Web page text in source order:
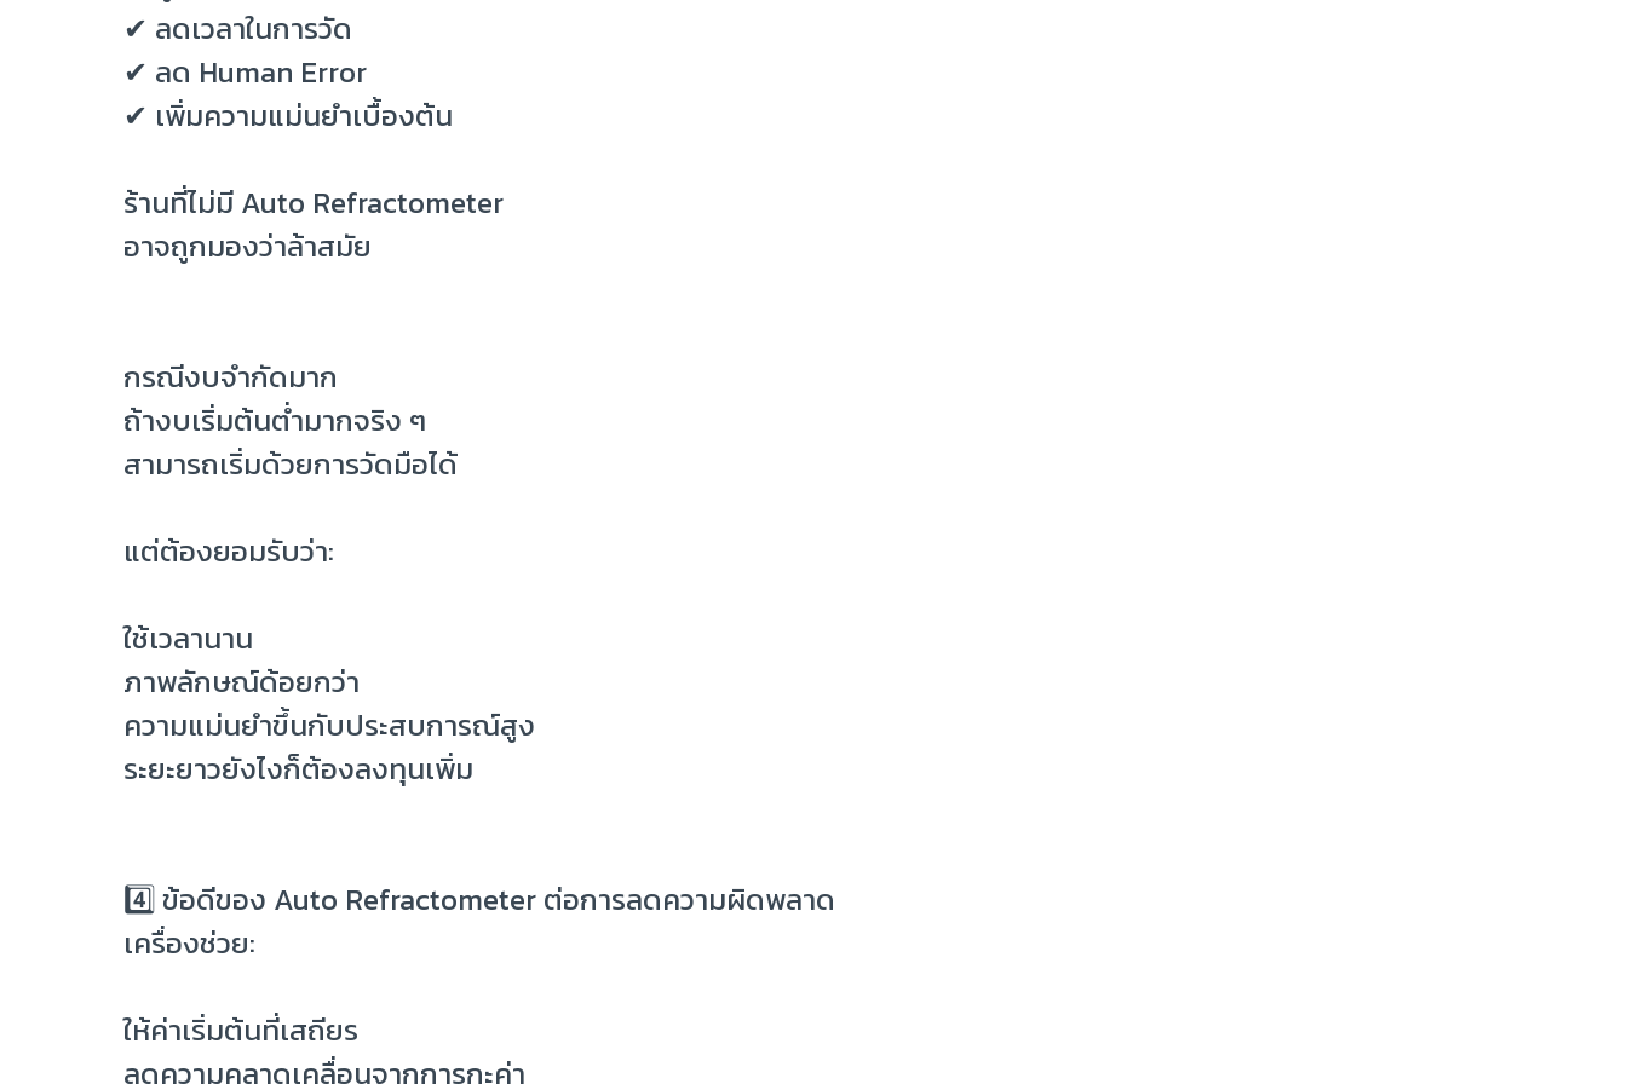
✔ ลดเวลาในการวัด
✔ ลด Human Error
✔ เพิ่มความแม่นยำเบื้องต้น
ร้านที่ไม่มี Auto Refractometer
อาจถูกมองว่าล้าสมัย
กรณีงบจำกัดมาก
ถ้างบเริ่มต้นต่ำมากจริง ๆ
สามารถเริ่มด้วยการวัดมือได้
แต่ต้องยอมรับว่า:
ใช้เวลานาน
ภาพลักษณ์ด้อยกว่า
ความแม่นยำขึ้นกับประสบการณ์สูง
ระยะยาวยังไงก็ต้องลงทุนเพิ่ม
4️⃣ ข้อดีของ Auto Refractometer ต่อการลดความผิดพลาด
เครื่องช่วย:
ให้ค่าเริ่มต้นที่เสถียร
ลดความคลาดเคลื่อนจากการกะค่า